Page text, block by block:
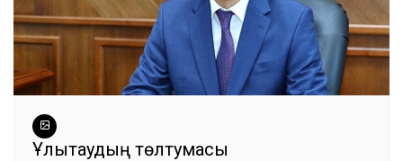
Ұлытаудың төлтумасы